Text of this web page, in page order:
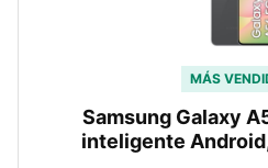
MÁS
Samsung Galaxy
inteligente